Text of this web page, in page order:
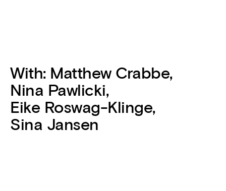
With: Matthew Crabbe,
Nina Pawlicki,
Eike Roswag-Klinge,
Sina Jansen